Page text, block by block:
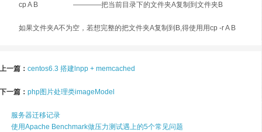
cp A B ————把当前目录下的文件夹A复制到文件夹B
如果文件夹A不为空，若想完整的把文件夹A复制到B,得使用用cp -r A B
上一篇： centos6.3 搭建lnpp + memcached
下一篇： php图片处理类imageModel
服务器迁移记录
使用Apache Benchmark做压力测试遇上的5个常见问题